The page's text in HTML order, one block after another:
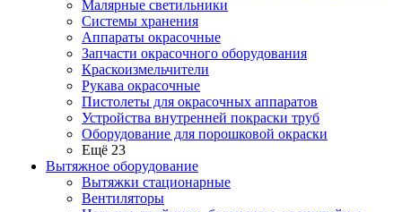
Малярные светильники
Системы хранения
Аппараты окрасочные
Запчасти окрасочного оборудования
Краскоизмельчители
Рукава окрасочные
Пистолеты для окрасочных аппаратов
Устройства внутренней покраски труб
Оборудование для порошковой окраски
Ещё 23
Вытяжное оборудование
Вытяжки стационарные
Вентиляторы